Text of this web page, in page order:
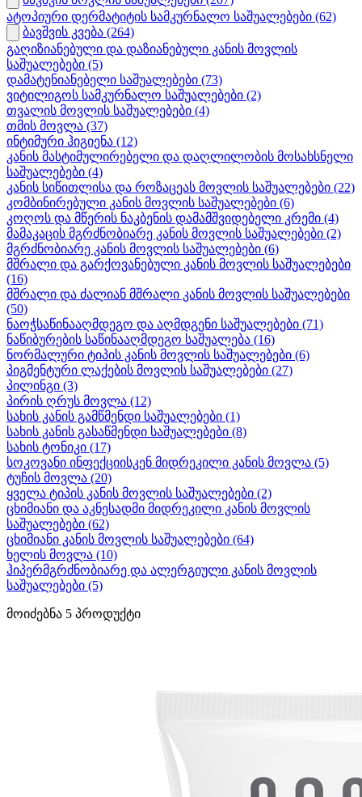
ატოპიური დერმატიტის სამკურნალო საშუალებები (62)
ბავშვის კვება (264)
გაღიზიანებული და დაზიანებული კანის მოვლის
საშუალებები (5)
დამატენიანებელი საშუალებები (73)
ვიტილიგოს სამკურნალო საშუალებები (2)
თვალის მოვლის საშუალებები (4)
თმის მოვლა (37)
ინტიმური ჰიგიენა (12)
კანის მასტიმულირებელი და დაღლილობის მოსახსნელი
საშუალებები (4)
კანის სიწითლისა და როზაცეას მოვლის საშუალებები (22)
კომბინირებული კანის მოვლის საშუალებები (6)
კოღოს და მწერის ნაკბენის დამამშვიდებელი კრემი (4)
მამაკაცის მგრძნობიარე კანის მოვლის საშუალებები (2)
მგრძნობიარე კანის მოვლის საშუალებები (6)
მშრალი და გარქოვანებული კანის მოვლის საშუალებები
(16)
მშრალი და ძალიან მშრალი კანის მოვლის საშუალებები
(50)
ნაოჭსაწინააღმდეგო და აღმდგენი საშუალებები (71)
ნაწიბურების საწინააღმდეგო საშუალება (16)
ნორმალური ტიპის კანის მოვლის საშუალებები (6)
პიგმენტური ლაქების მოვლის საშუალებები (27)
პილინგი (3)
პირის ღრუს მოვლა (12)
სახის კანის გამწმენდი საშუალებები (1)
სახის კანის გასაწმენდი საშუალებები (8)
სახის ტონიკი (17)
სოკოვანი ინფექციისკენ მიდრეკილი კანის მოვლა (5)
ტუჩის მოვლა (20)
ყველა ტიპის კანის მოვლის საშუალებები (2)
ცხიმიანი და აკნესადმი მიდრეკილი კანის მოვლის
საშუალებები (62)
ცხიმიანი კანის მოვლის საშუალებები (64)
ხელის მოვლა (10)
ჰიპერმგრძნობიარე და ალერგიული კანის მოვლის
საშუალებები (5)
მოიძებნა 5 პროდუქტი